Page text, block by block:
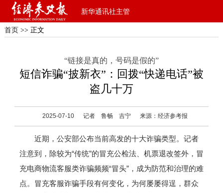
新华通讯社主管
首页 >> 正文
“链接是真的，号码是假的”
短信诈骗“披新衣”：回拨“快递电话”被
盗几十万
2025-07-10 记者 鲁畅 吉宁 来源：经济参考报
近期，公安部公布当前高发的十大诈骗类型。记者
注意到，除较为“传统”的冒充公检法、机票退改签外，冒
充电商物流客服类诈骗频频“冒头”，成为防范和治理的难
点。冒充客服诈骗手段有何变化，为何屡屡得逞，群众